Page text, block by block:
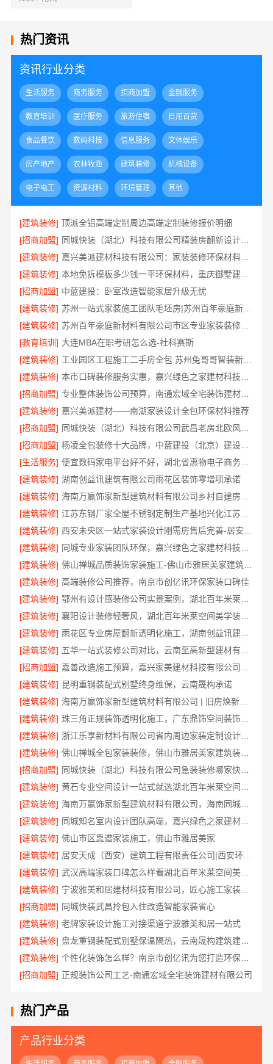
热门资讯
资讯行业分类
生活服务 商务服务 招商加盟 金融服务
教育培训 医疗服务 旅游住宿 日用百货
食品餐饮 数码科技 信息服务 文体娱乐
房产地产 农林牧渔 建筑装修 机械设备
电子电工 资源材料 环境管理 其他
[建筑装修] 顶派全铝高端定制周边高端定制装修报价明细
[招商加盟]
同城快装（湖北）科技有限公司精装房翻新设计零增项
[建筑装修]
嘉兴美派建材科技有限公司：家装装修环保材料靠谱商家
[建筑装修]
本地免拆模板多少钱一平环保材料，重庆御墅建筑材料有限公司
[招商加盟] 中蓝建投：卧室改造智能家居升级无忧
[建筑装修]
苏州一站式家装施工团队毛坯房|苏州百年豪庭新材料有限公司
[建筑装修]
苏州百年豪庭新材料有限公司市区专业家装装修多少钱
[教育培训] 大连MBA在职考研怎么选-社科赛斯
[建筑装修]
工业园区工程施工二手房全包 苏州兔哥哥智装新材料
[建筑装修]
[招商加盟]
专业整体装饰公司预算，南通宏域全宅装饰建材精确报价
[建筑装修] 嘉兴美派建材——南湖家装设计全包环保材料推荐
[招商加盟]
[招商加盟]
杨凌全包装修十大品牌，中蓝建投（北京）建设有限公司武功分公司口碑之选
[生活服务]
便宜数码家电平台好不好，湖北省惠物电子商务有限公司评测
[建筑装修] 湖南创益讯建筑有限公司雨花区装饰零增项承诺
[建筑装修]
[建筑装修]
江苏东钢厂家全屋不锈钢定制生产基地兴化江苏东钢金属科技有限公司
[建筑装修]
[建筑装修]
[建筑装修]
佛山禅城品质装饰家装施工-佛山市雅居美家建筑装饰工程有限公司
[建筑装修] 高端装修公司推荐，南京市创亿讯环保家装口碑佳
[建筑装修]
鄂州有设计感装修公司实景案例，湖北百年米莱空间美学装饰材料有限公司
[建筑装修]
襄阳设计装修轻奢风，湖北百年米莱空间美学装饰材料有限公司打造理想居所
[建筑装修]
雨花区专业房屋翻新透明化施工，湖南创益讯建筑有限公司
[建筑装修]
[招商加盟]
[建筑装修] 昆明重钢装配式别墅终身维保，云南晟构承诺
[建筑装修]
海南万赢饰家新型建筑材料有限公司 | 旧房焕新吊顶造型
[建筑装修]
珠三角正规装饰透明化施工，广东鼎饰空间装饰工程有限公司
[建筑装修]
浙江乐享新材料有限公司省内周边家装定制设计大概报价
[建筑装修]
佛山禅城全包家装装修，佛山市雅居美家建筑装饰工程有限公司
[招商加盟]
同城快装（湖北）科技有限公司急装装修哪家快品质施工
[建筑装修]
[建筑装修]
海南万赢饰家新型建筑材料有限公司，海南同城家装免费勘测享服务
[建筑装修]
同城知名室内设计团队高端，嘉兴绿色之家建材科技有限公司定制美学
[建筑装修] 佛山市区靠谱家装施工，佛山市雅居美家
[建筑装修]
居安天成（西安）建筑工程有限责任公司|西安环保家装公寓自有施工队
[建筑装修]
武汉高端家装口碑怎么样看湖北百年米莱空间美学装饰材料有限公司
[建筑装修]
宁波雅美和居建材科技有限公司，匠心施工家装对接渠道
[招商加盟] 同城快装武昌拎包入住改造智能家装省心
[建筑装修] 老牌家装设计施工对接渠道宁波雅美和居一站式
[建筑装修]
盘龙重钢装配式别墅保温隔热，云南晟构建筑建材有限公司专业施工
[建筑装修]
个性化装饰怎么样？南京市创亿讯为您打造环保家装
[招商加盟] 正规装饰公司工艺-南通宏域全宅装饰建材有限公司
热门产品
产品行业分类